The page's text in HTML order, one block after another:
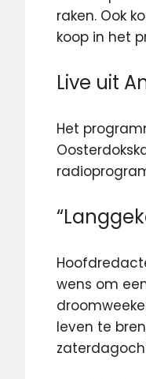
raken. Ook
koop in het
Live uit
Het
wens om
leven te